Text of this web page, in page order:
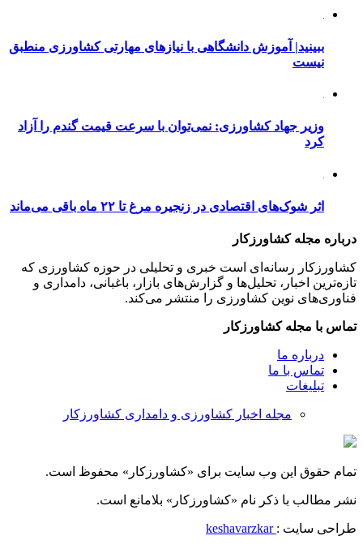
ببینید| آموزش دانشگاهی با نیازهای مهارتی کشاورزی منطبق
نیست
وزیر جهاد کشاورزی: نمی‌توان با سرعت قیمت گندم را آزاد
کرد
اثر شوک‌های اقتصادی در زنجیره مرغ تا ۲۲ ماه باقی می‌ماند
درباره مجله کشاورزکار
کشاورزکار رسانه‌ای است خبری و تحلیلی در حوزه کشاورزی که
تازه‌ترین اخبار، تحلیل‌ها و گزارش‌های بازار، باغبانی، دامداری و
فناوری‌های نوین کشاورزی را منتشر می‌کند.
تماس با مجله کشاورزکار
درباره ما
تماس با ما
تبلیغات
مجله اخبار کشاورزی و دامداری کشاورزکار
تمام حقوق این وب سایت برای «کشاورزکار» محفوظ است.
نشر مطالب با ذکر نام «کشاورزکار» بلامانع است.
طراحی سایت : keshavarzkar